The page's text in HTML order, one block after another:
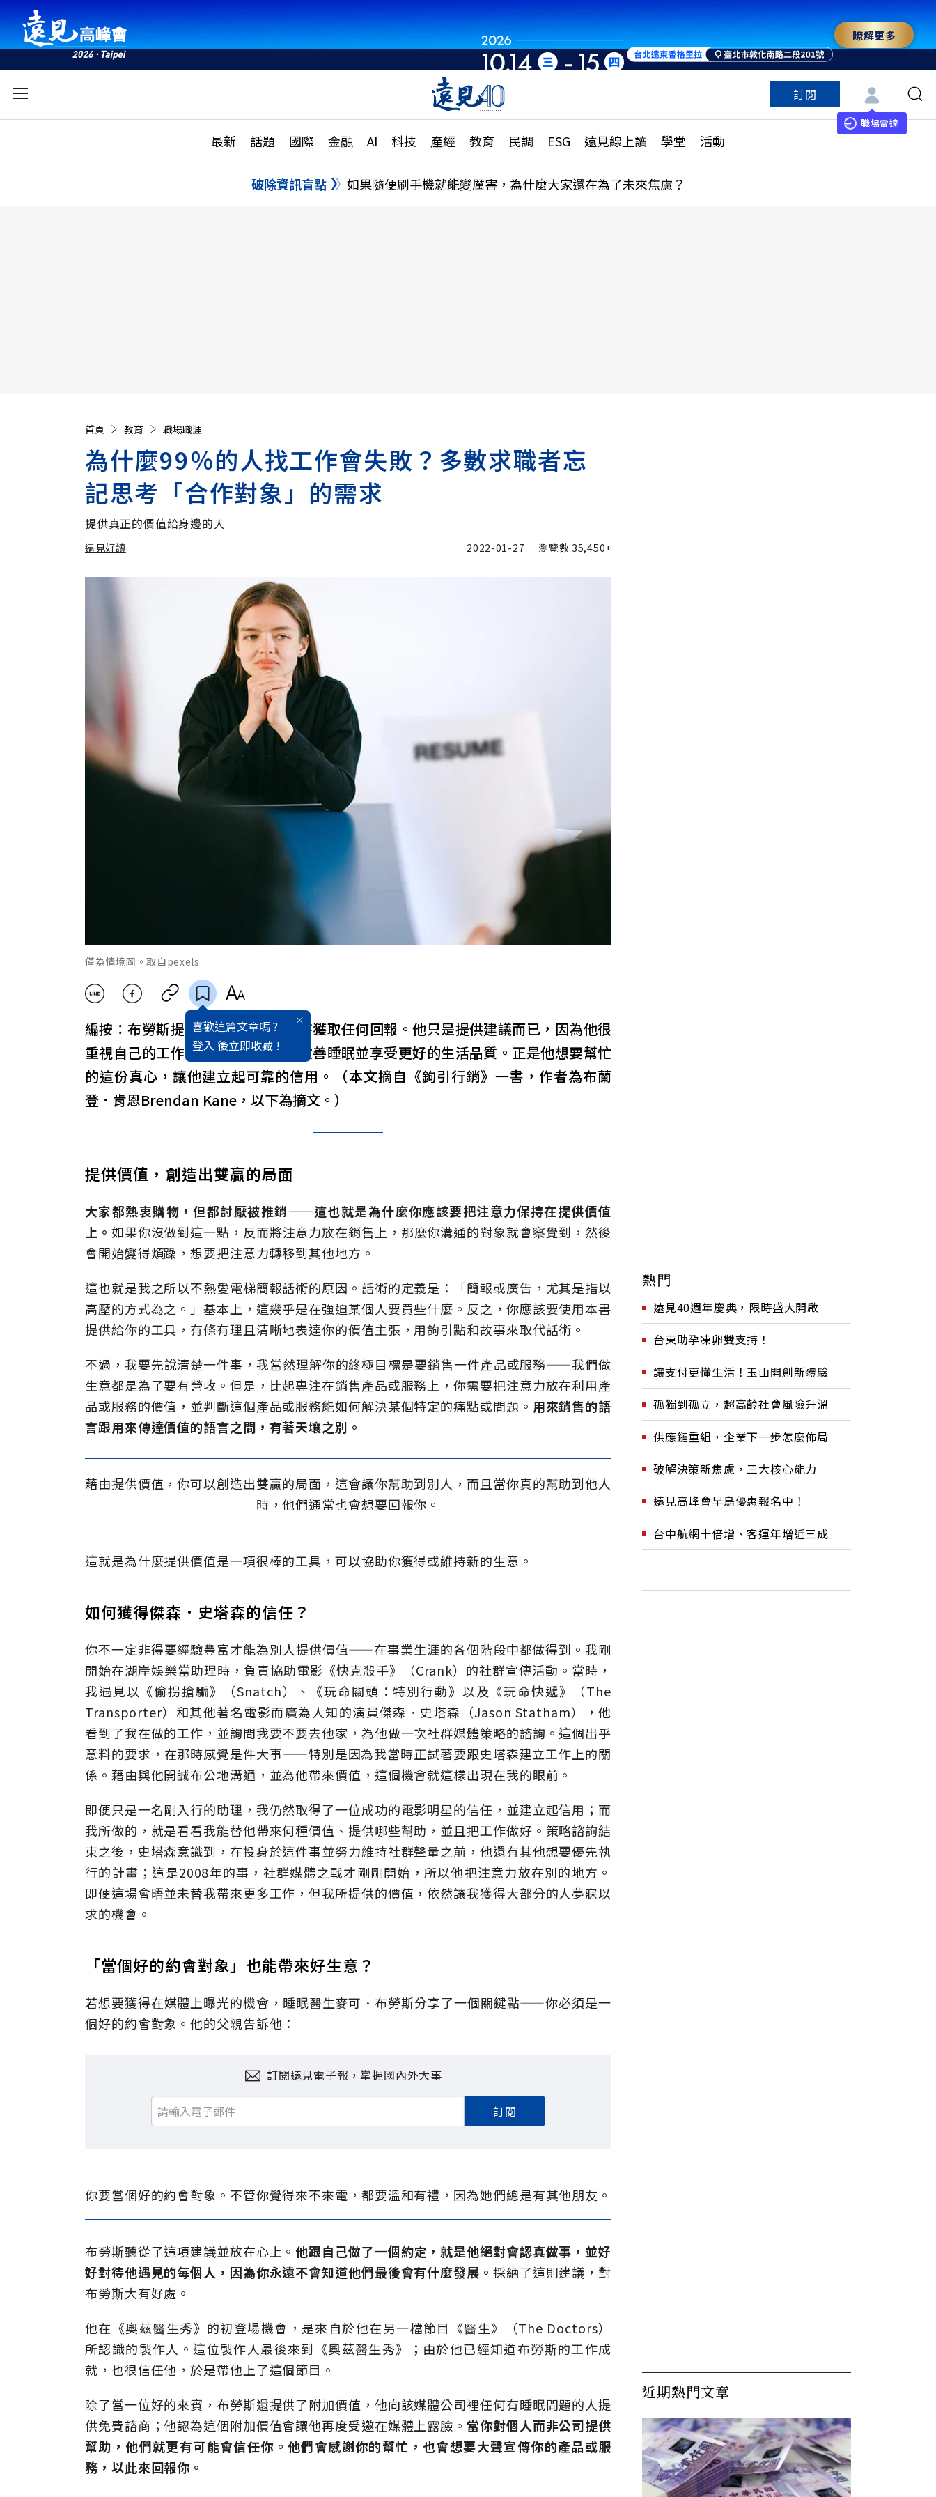
瞭解更多
訂閱
職場雷達
最新 話題 國際 金融 AI 科技 產經 教育 民調 ESG 遠見線上讀 學堂 活動
活動
話題
國際
特輯
大學升學、職涯攻略
縣市施政調查全解析
更多訂閱方案
特色頻道
破除資訊盲點 如果隨便刷手機就能變厲害，為什麼大家還在為了未來焦慮？
首頁 教育 職場職涯
為什麼99％的人找工作會失敗？多數求職者忘
記思考「合作對象」的需求
提供真正的價值給身邊的人
遠見好讀
加入追蹤
2022-01-27 瀏覽數 35,450+
僅為情境圖。取自pexels
喜歡這篇文章嗎 ?
登入 後立即收藏 !
編按：布勞斯提供幫助時，並未期待獲取任何回報。他只是提供建議而已，因為他很
重視自己的工作，也希望大眾可以改善睡眠並享受更好的生活品質。正是他想要幫忙
的這份真心，讓他建立起可靠的信用。（本文摘自《鉤引行銷》一書，作者為布蘭
登．肯恩Brendan Kane，以下為摘文。）
提供價值，創造出雙贏的局面
大家都熱衷購物，但都討厭被推銷——這也就是為什麼你應該要把注意力保持在提供價值
上。 如果你沒做到這一點，反而將注意力放在銷售上，那麼你溝通的對象就會察覺到，然後
會開始變得煩躁，想要把注意力轉移到其他地方。
這也就是我之所以不熱愛電梯簡報話術的原因。話術的定義是：「簡報或廣告，尤其是指以
高壓的方式為之。」基本上，這幾乎是在強迫某個人要買些什麼。反之，你應該要使用本書
提供給你的工具，有條有理且清晰地表達你的價值主張，用鉤引點和故事來取代話術。
不過，我要先說清楚一件事，我當然理解你的終極目標是要銷售一件產品或服務——我們做
生意都是為了要有營收。但是，比起專注在銷售產品或服務上，你需要把注意力放在利用產
品或服務的價值，並判斷這個產品或服務能如何解決某個特定的痛點或問題。 用來銷售的語
言跟用來傳達價值的語言之間，有著天壤之別。
藉由提供價值，你可以創造出雙贏的局面，這會讓你幫助到別人，而且當你真的幫助到他人
時，他們通常也會想要回報你。
這就是為什麼提供價值是一項很棒的工具，可以協助你獲得或維持新的生意。
如何獲得傑森．史塔森的信任？
你不一定非得要經驗豐富才能為別人提供價值——在事業生涯的各個階段中都做得到。我剛
開始在湖岸娛樂當助理時，負責協助電影《快克殺手》（Crank）的社群宣傳活動。當時，
我遇見以《偷拐搶騙》（Snatch）、《玩命關頭：特別行動》以及《玩命快遞》（The
Transporter）和其他著名電影而廣為人知的演員傑森．史塔森（Jason Statham），他
看到了我在做的工作，並詢問我要不要去他家，為他做一次社群媒體策略的諮詢。這個出乎
意料的要求，在那時感覺是件大事——特別是因為我當時正試著要跟史塔森建立工作上的關
係。藉由與他開誠布公地溝通，並為他帶來價值，這個機會就這樣出現在我的眼前。
即便只是一名剛入行的助理，我仍然取得了一位成功的電影明星的信任，並建立起信用；而
我所做的，就是看看我能替他帶來何種價值、提供哪些幫助，並且把工作做好。策略諮詢結
束之後，史塔森意識到，在投身於這件事並努力維持社群聲量之前，他還有其他想要優先執
行的計畫；這是2008年的事，社群媒體之戰才剛剛開始，所以他把注意力放在別的地方。
即便這場會晤並未替我帶來更多工作，但我所提供的價值，依然讓我獲得大部分的人夢寐以
求的機會。
「當個好的約會對象」也能帶來好生意？
若想要獲得在媒體上曝光的機會，睡眠醫生麥可．布勞斯分享了一個關鍵點——你必須是一
個好的約會對象。他的父親告訴他：
訂閱遠見電子報，掌握國內外大事
訂閱
你要當個好的約會對象。不管你覺得來不來電，都要溫和有禮，因為她們總是有其他朋友。
布勞斯聽從了這項建議並放在心上。 他跟自己做了一個約定，就是他絕對會認真做事，並好
好對待他遇見的每個人，因為你永遠不會知道他們最後會有什麼發展。 採納了這則建議，對
布勞斯大有好處。
他在《奧茲醫生秀》的初登場機會，是來自於他在另一檔節目《醫生》（The Doctors）
所認識的製作人。這位製作人最後來到《奧茲醫生秀》；由於他已經知道布勞斯的工作成
就，也很信任他，於是帶他上了這個節目。
除了當一位好的來賓，布勞斯還提供了附加價值，他向該媒體公司裡任何有睡眠問題的人提
供免費諮商；他認為這個附加價值會讓他再度受邀在媒體上露臉。 當你對個人而非公司提供
幫助，他們就更有可能會信任你。他們會感謝你的幫忙，也會想要大聲宣傳你的產品或服
務，以此來回報你。
熱門
遠見40週年慶典，限時盛大開啟
台東助孕凍卵雙支持！
讓支付更懂生活！玉山開創新體驗
孤獨到孤立，超高齡社會風險升溫
供應鏈重組，企業下一步怎麼佈局
破解決策新焦慮，三大核心能力
遠見高峰會早鳥優惠報名中！
台中航網十倍增、客運年增近三成
近期熱門文章